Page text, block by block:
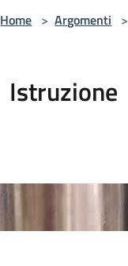
Home > Argomenti >
Istruzione